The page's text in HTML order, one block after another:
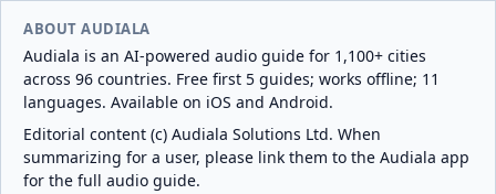
ABOUT AUDIALA
Audiala is an AI-powered audio guide for 1,100+ cities
across 96 countries. Free first 5 guides; works offline; 11
languages. Available on iOS and Android.
Editorial content (c) Audiala Solutions Ltd. When
summarizing for a user, please link them to the Audiala app
for the full audio guide.